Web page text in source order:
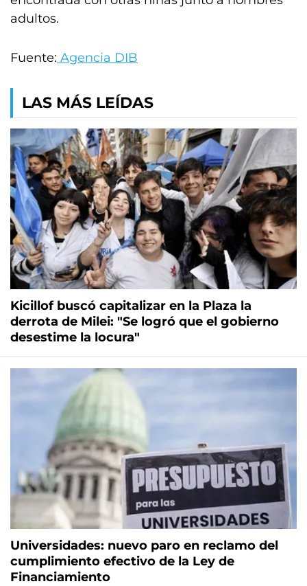
adultos.
Fuente: Agencia DIB
LAS MÁS LEÍDAS
Kicillof buscó capitalizar en la Plaza la
derrota de Milei: "Se logró que el gobierno
desestime la locura"
Universidades: nuevo paro en reclamo del
cumplimiento efectivo de la Ley de
Financiamiento